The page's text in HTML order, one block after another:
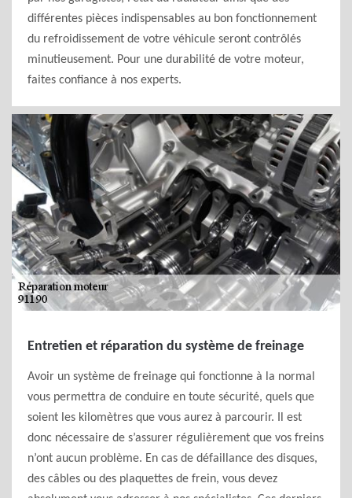
différentes pièces indispensables au bon fonctionnement
du refroidissement de votre véhicule seront contrôlés
minutieusement. Pour une durabilité de votre moteur,
faites confiance à nos experts.
Entretien et réparation du système de freinage
Avoir un système de freinage qui fonctionne à la normal
vous permettra de conduire en toute sécurité, quels que
soient les kilomètres que vous aurez à parcourir. Il est
donc nécessaire de s’assurer régulièrement que vos freins
n’ont aucun problème. En cas de défaillance des disques,
des câbles ou des plaquettes de frein, vous devez